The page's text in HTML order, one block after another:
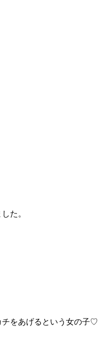
た。
チをあげるという女の子♡